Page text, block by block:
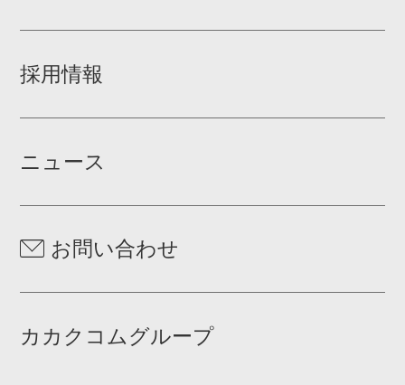
採用情報
ニュース
お問い合わせ
カカクコムグループ